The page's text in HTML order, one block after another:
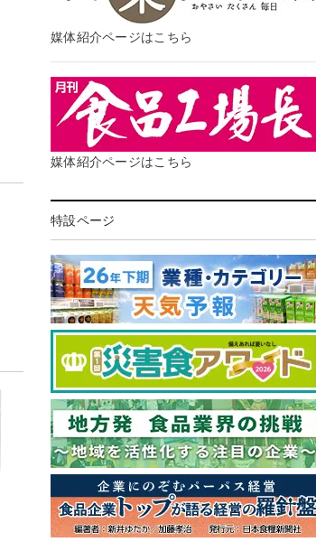
媒体紹介ページはこちら
媒体紹介ページはこちら
特設ページ